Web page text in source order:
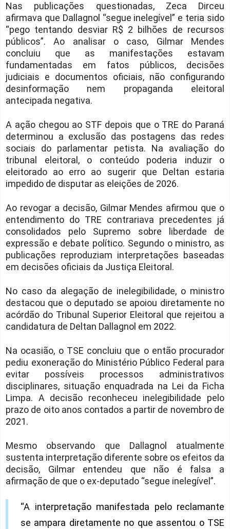
Nas publicações questionadas, Zeca Dirceu
afirmava que Dallagnol “segue inelegível” e teria sido
“pego tentando desviar R$ 2 bilhões de recursos
públicos”. Ao analisar o caso, Gilmar Mendes
concluiu que as manifestações estavam
fundamentadas em fatos públicos, decisões
judiciais e documentos oficiais, não configurando
desinformação nem propaganda eleitoral
antecipada negativa.
A ação chegou ao STF depois que o TRE do Paraná
determinou a exclusão das postagens das redes
sociais do parlamentar petista. Na avaliação do
tribunal eleitoral, o conteúdo poderia induzir o
eleitorado ao erro ao sugerir que Deltan estaria
impedido de disputar as eleições de 2026.
Ao revogar a decisão, Gilmar Mendes afirmou que o
entendimento do TRE contrariava precedentes já
consolidados pelo Supremo sobre liberdade de
expressão e debate político. Segundo o ministro, as
publicações reproduziam interpretações baseadas
em decisões oficiais da Justiça Eleitoral.
No caso da alegação de inelegibilidade, o ministro
destacou que o deputado se apoiou diretamente no
acórdão do Tribunal Superior Eleitoral que rejeitou a
candidatura de Deltan Dallagnol em 2022.
Na ocasião, o TSE concluiu que o então procurador
pediu exoneração do Ministério Público Federal para
evitar possíveis processos administrativos
disciplinares, situação enquadrada na Lei da Ficha
Limpa. A decisão reconheceu inelegibilidade pelo
prazo de oito anos contados a partir de novembro de
2021.
Mesmo observando que Dallagnol atualmente
sustenta interpretação diferente sobre os efeitos da
decisão, Gilmar entendeu que não é falsa a
afirmação de que o ex-deputado “segue inelegível”.
“A interpretação manifestada pelo reclamante
se ampara diretamente no que assentou o TSE